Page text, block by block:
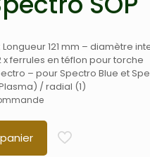
121 mm – diamètre
ferrules en téflon pour torche
– pour Spectro Blue et
/ radial (1)